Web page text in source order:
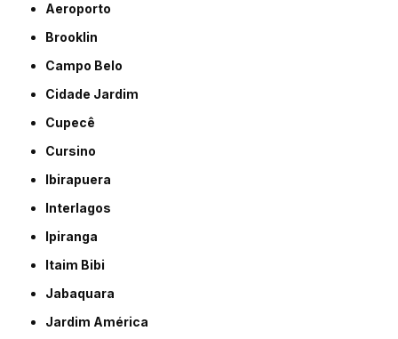
Aeroporto
Brooklin
Campo Belo
Cidade Jardim
Cupecê
Cursino
Ibirapuera
Interlagos
Ipiranga
Itaim Bibi
Jabaquara
Jardim América